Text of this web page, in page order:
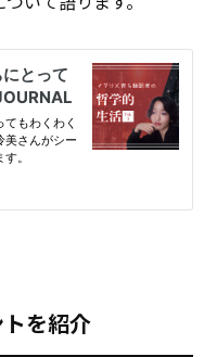
を紹介